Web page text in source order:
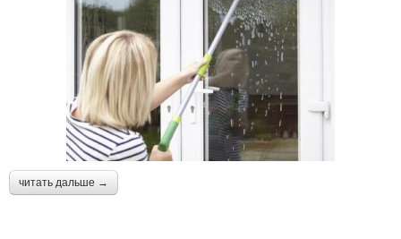
читать дальше →